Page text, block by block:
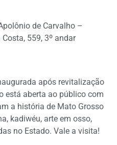
de Carvalho –
559, 3º andar
após revitalização
está aberta ao público com
a história de Mato Grosso
kadiwéu, arte em osso,
no Estado. Vale a visita!